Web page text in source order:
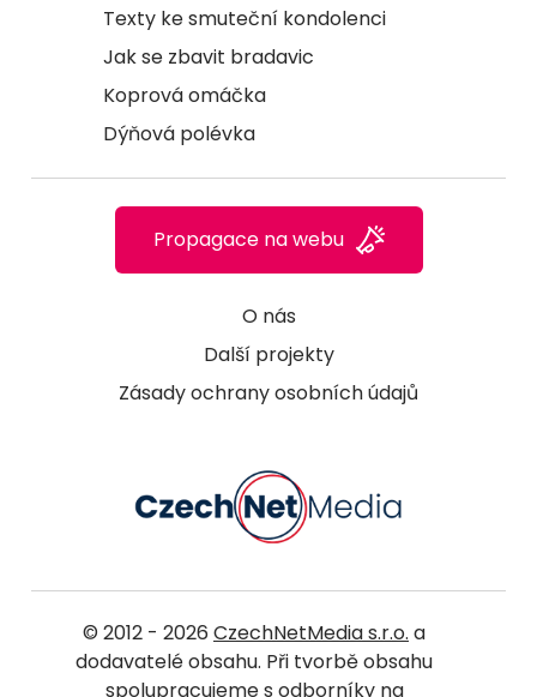
Texty ke smuteční kondolenci
Jak se zbavit bradavic
Koprová omáčka
Dýňová polévka
O nás
Další projekty
Zásady ochrany osobních údajů
Propagace na webu
© 2012 - 2026 CzechNetMedia s.r.o. a
dodavatelé obsahu. Při tvorbě obsahu
spolupracujeme s odborníky na